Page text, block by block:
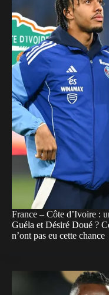
France – Côte d’Ivoire :
Guéla et Désiré Doué ?
n’ont pas eu cette chance